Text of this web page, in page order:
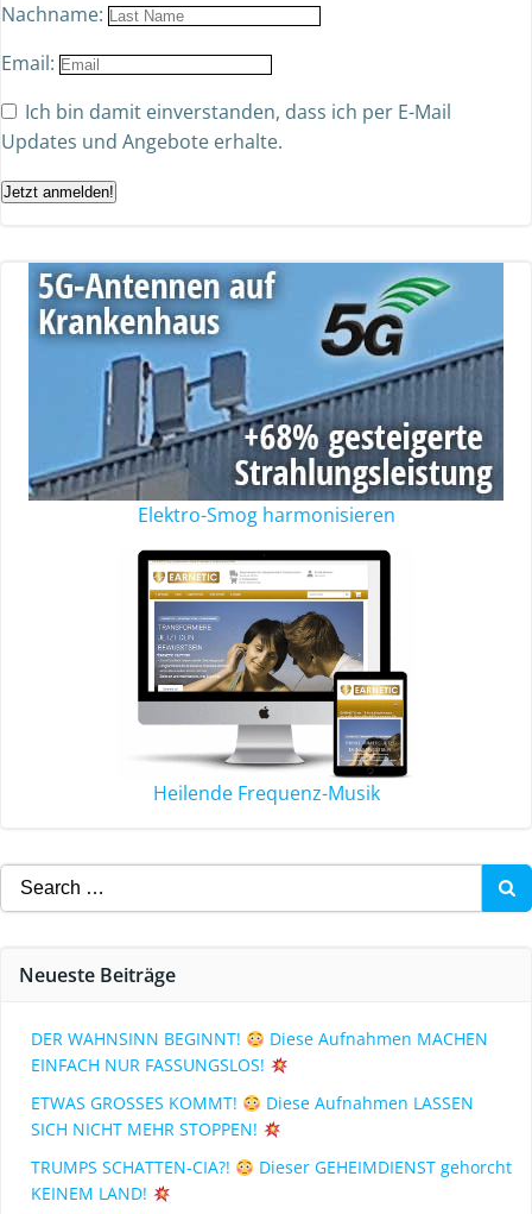
Nachname:
Email:
Ich bin damit einverstanden, dass ich per E-Mail
Updates und Angebote erhalte.
Jetzt anmelden!
Elektro-Smog harmonisieren
Heilende Frequenz-Musik
Neueste Beiträge
DER WAHNSINN BEGINNT!
Diese Aufnahmen MACHEN
EINFACH NUR FASSUNGSLOS!
ETWAS GROSSES KOMMT!
Diese Aufnahmen LASSEN
SICH NICHT MEHR STOPPEN!
TRUMPS SCHATTEN-CIA?!
Dieser GEHEIMDIENST gehorcht
KEINEM LAND!